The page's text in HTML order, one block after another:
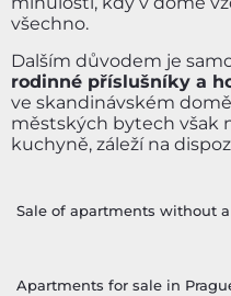
všechno.
Dalším důvodem je
rodinné příslušníky a
ve skandinávském
městských bytech však
kuchyně, záleží na
Sale of apartments without
Apartments for sale in